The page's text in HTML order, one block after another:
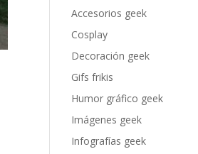
Accesorios geek
Cosplay
Decoración geek
Gifs frikis
Humor gráfico geek
Imágenes geek
Infografías geek